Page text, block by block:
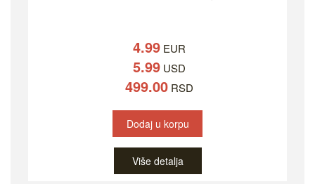
4.99 EUR
5.99 USD
499.00 RSD
Dodaj u korpu
Više detalja